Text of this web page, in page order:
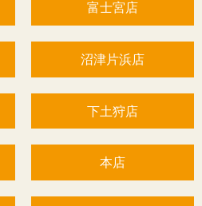
富士宮店
沼津片浜店
下土狩店
本店